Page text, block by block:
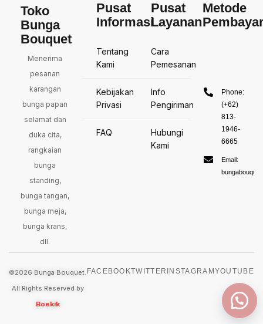
Toko
Bunga
Bouquet
Menerima
pesanan
karangan
bunga papan
selamat dan
duka cita,
rangkaian
bunga
standing,
bunga tangan,
bunga meja,
bunga krans,
dll.
Pusat
Informasi
Tentang
Kami
Kebijakan
Privasi
FAQ
Pusat
Layanan
Cara
Pemesanan
Info
Pengiriman
Hubungi
Kami
Metode
Phone:
(+62)
813-
1946-
6665
Email:
©2026 Bunga Bouquet.
All Rights Reserved by
Boekik
FACEBOOKTWITTER INSTAGRAM YOUTUBE